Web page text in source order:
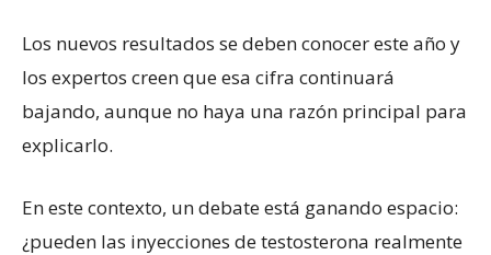
Los nuevos resultados se deben conocer este año y
los expertos creen que esa cifra continuará
bajando, aunque no haya una razón principal para
explicarlo.
En este contexto, un debate está ganando espacio:
¿pueden las inyecciones de testosterona realmente